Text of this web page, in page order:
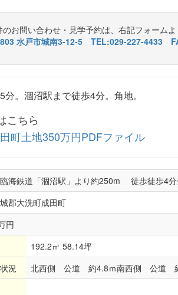
のお問い合わせ・見学予約は、右記フォーム
水戸市城南3-12-5 TEL:029-227-4433
。涸沼駅まで徒歩4分。角地。
こちら
町土地350万円PDFファイル
海鉄道「涸沼駅」より約250m 徒歩徒歩4
郡大洗町成田町
円
192.2㎡ 58.14坪
況
北西側 公道 約4.8ｍ南西側 公道